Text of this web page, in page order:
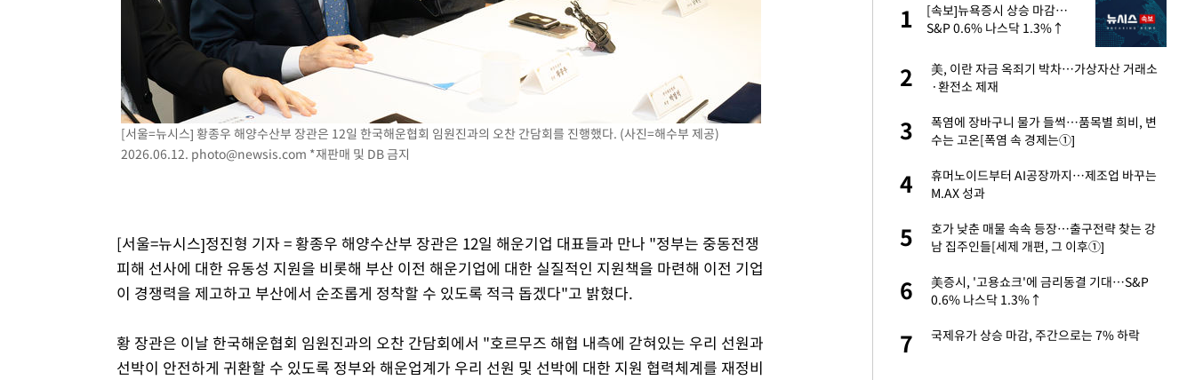
[서울=뉴시스] 황종우 해양수산부 장관은 12일 한국해운협회 임원진과의 오찬 간담회를 진행했다. (사진=해수부 제공)
2026.06.12. photo@newsis.com *재판매 및 DB 금지
[서울=뉴시스]정진형 기자 = 황종우 해양수산부 장관은 12일 해운기업 대표들과 만나 "정부는 중동전쟁
피해 선사에 대한 유동성 지원을 비롯해 부산 이전 해운기업에 대한 실질적인 지원책을 마련해 이전 기업
이 경쟁력을 제고하고 부산에서 순조롭게 정착할 수 있도록 적극 돕겠다"고 밝혔다.
황 장관은 이날 한국해운협회 임원진과의 오찬 간담회에서 "호르무즈 해협 내측에 갇혀있는 우리 선원과
선박이 안전하게 귀환할 수 있도록 정부와 해운업계가 우리 선원 및 선박에 대한 지원 협력체계를 재정비
표창원, 남규리에 15년 만에
라', 일주일 써보니
3
英유명 여배우, 큰 교통사고서 기아차 덕에
살았다
5
집은 차기 메이저리거
美, 이란 자금 옥죄기 박차…가상자산 거래소
7
오세훈 "용산공원 아파트, 노무현·문재인 철
학 뒤집는 것"
1
[속보]뉴욕증시 상승 마감…
S&P 0.6% 나스닥 1.3%↑
2
美, 이란 자금 옥죄기 박차…가상자산 거래소
·환전소 제재
3
폭염에 장바구니 물가 들썩…품목별 희비, 변
수는 고온[폭염 속 경제는①]
4
휴머노이드부터 AI공장까지…제조업 바꾸는
M.AX 성과
5
호가 낮춘 매물 속속 등장…출구전략 찾는 강
남 집주인들[세제 개편, 그 이후①]
6
美증시, '고용쇼크'에 금리동결 기대…S&P
0.6% 나스닥 1.3%↑
7 국제유가 상승 마감, 주간으로는 7% 하락